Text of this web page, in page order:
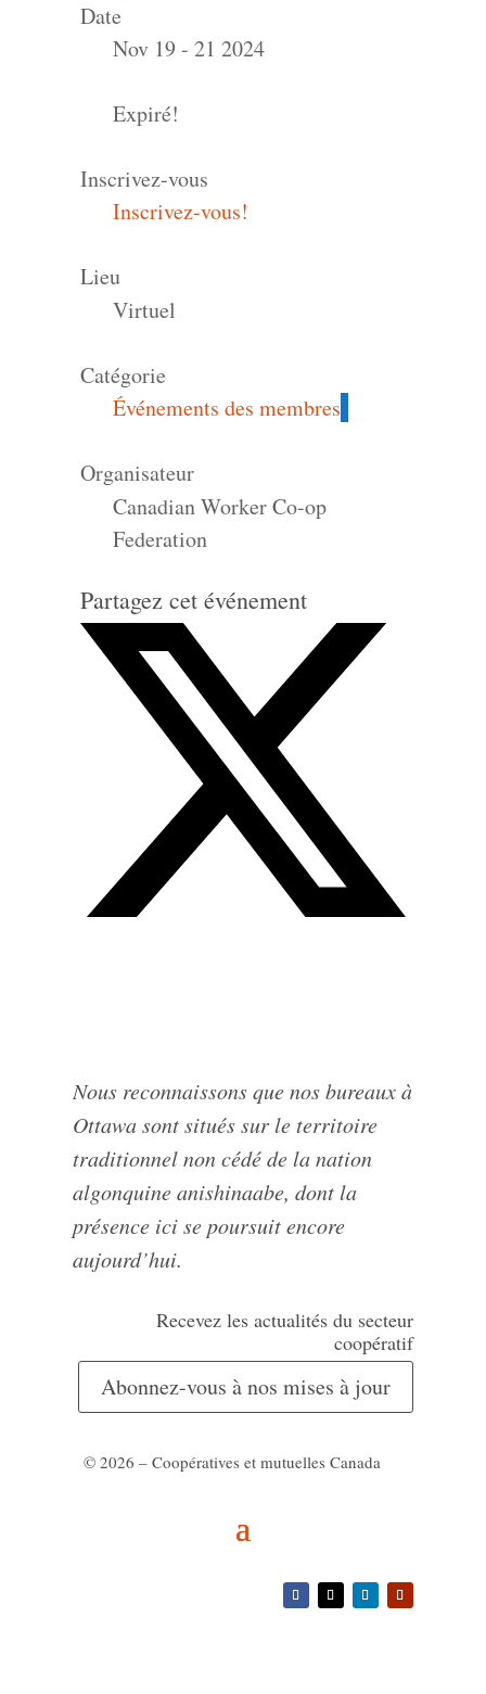
Date
Nov 19 - 21 2024
Expiré!
Inscrivez-vous
Inscrivez-vous!
Lieu
Virtuel
Catégorie
Événements des membres
Organisateur
Canadian Worker Co-op
Federation
Partagez cet événement
Nous reconnaissons que nos bureaux à
Ottawa sont situés sur le territoire
traditionnel non cédé de la nation
algonquine anishinaabe, dont la
présence ici se poursuit encore
aujourd’hui.
Recevez les actualités du secteur
coopératif
Abonnez-vous à nos mises à jour
© 2026 – Coopératives et mutuelles Canada